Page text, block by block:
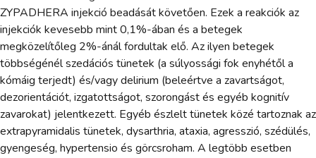
ZYPADHERA injekció beadását követően. Ezek a reakciók az
injekciók kevesebb mint 0,1%-ában és a betegek
megközelítőleg 2%-ánál fordultak elő. Az ilyen betegek
többségénél szedációs tünetek (a súlyossági fok enyhétől a
kómáig terjedt) és/vagy delirium (beleértve a zavartságot,
dezorientációt, izgatottságot, szorongást és egyéb kognitív
zavarokat) jelentkezett. Egyéb észlelt tünetek közé tartoznak az
extrapyramidalis tünetek, dysarthria, ataxia, agresszió, szédülés,
gyengeség, hypertensio és görcsroham. A legtöbb esetben